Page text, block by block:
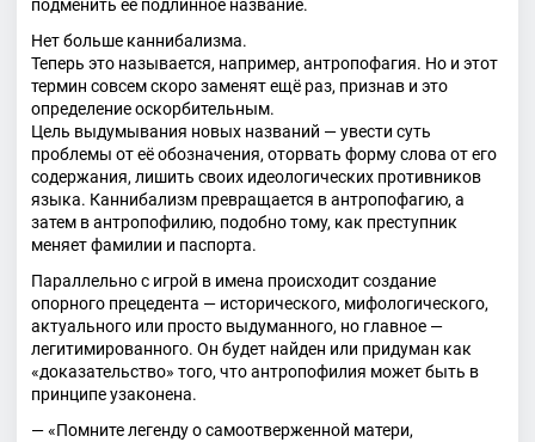
подменить её подлинное название.
Нет больше каннибализма.
Теперь это называется, например, антропофагия. Но и этот
термин совсем скоро заменят ещё раз, признав и это
определение оскорбительным.
Цель выдумывания новых названий — увести суть
проблемы от её обозначения, оторвать форму слова от его
содержания, лишить своих идеологических противников
языка. Каннибализм превращается в антропофагию, а
затем в антропофилию, подобно тому, как преступник
меняет фамилии и паспорта.
Параллельно с игрой в имена происходит создание
опорного прецедента — исторического, мифологического,
актуального или просто выдуманного, но главное —
легитимированного. Он будет найден или придуман как
«доказательство» того, что антропофилия может быть в
принципе узаконена.
— «Помните легенду о самоотверженной матери,